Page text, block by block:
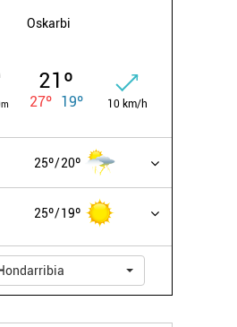
Oskarbi
21º
27º 19º 10 km/h
25º 20º
25º 19º